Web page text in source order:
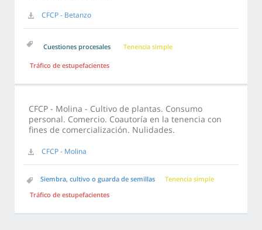
CFCP - Betanzo
Cuestiones procesales Tenencia simple
Tráfico de estupefacientes
CFCP - Molina - Cultivo de plantas. Consumo
personal. Comercio. Coautoría en la tenencia con
fines de comercialización. Nulidades.
CFCP - Molina
Siembra, cultivo o guarda de semillas
Tenencia simple
Tráfico de estupefacientes